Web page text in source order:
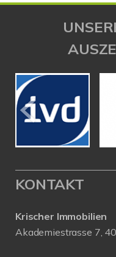
KONTAKT
Krischer Immobilien
Akademiestrasse 7,